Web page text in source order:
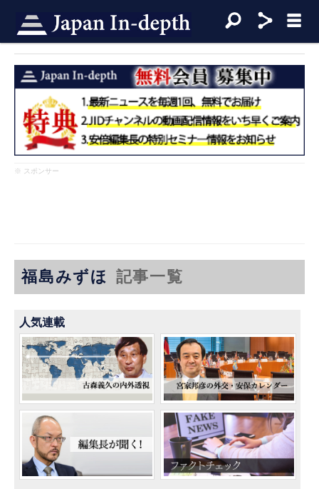
※ スポンサー
福島みずほ 記事一覧
人気連載